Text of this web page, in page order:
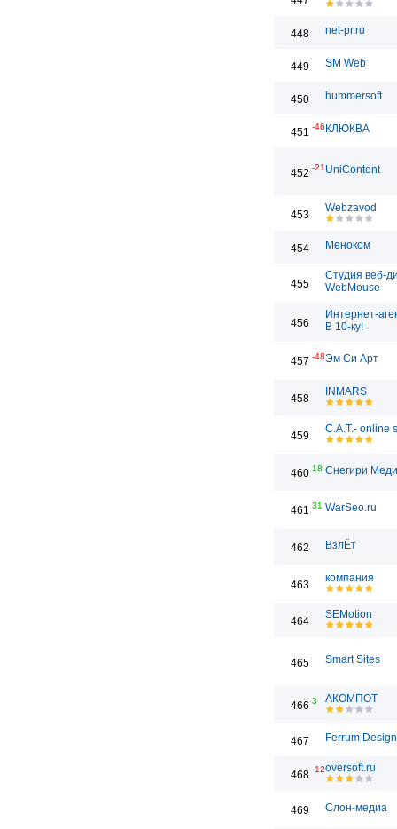
448 net-pr.ru
449 SM Web
450 hummersoft
451 -46 КЛЮКВА
452 -21 UniContent
453
Webzavod
454 Меноком
455
Студия веб-
WebMouse
456
Интернет-
В 10-ку!
457 -48Эм Си Арт
458
INMARS
459
C.A.T.- online
460 18 Снегири
461 31 WarSeo.ru
462 ВзлЁт
463
компания
464
SEMotion
465 Smart Sites
466 3 АКОМПОТ
467 Ferrum Design
468 -12oversoft.ru
469 Слон-медиа